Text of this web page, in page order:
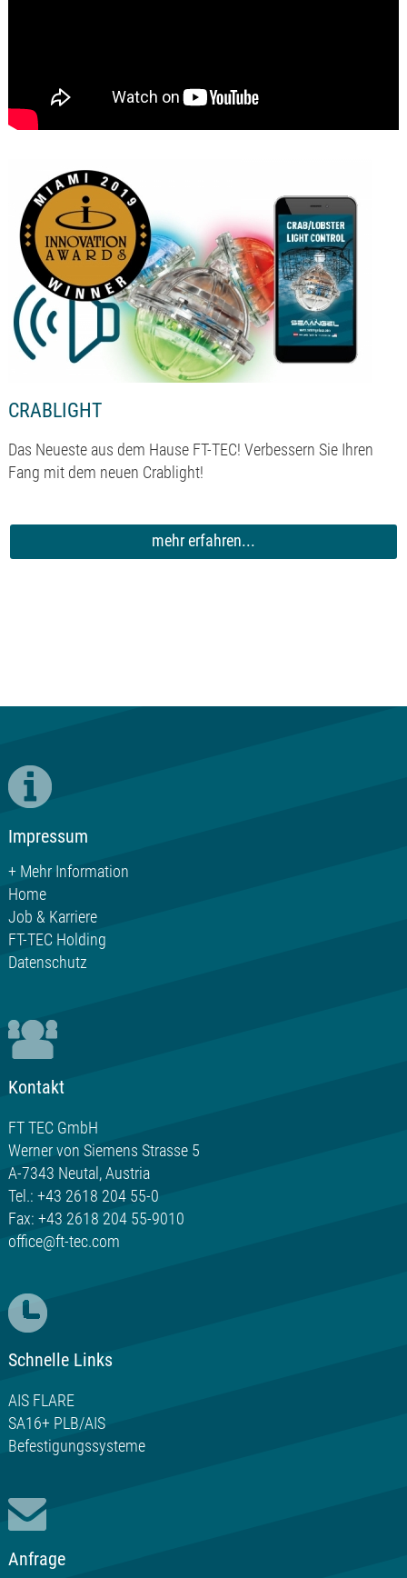
CRABLIGHT
Das Neueste aus dem Hause FT-TEC! Verbessern Sie Ihren
Fang mit dem neuen Crablight!
mehr erfahren...
Impressum
+ Mehr Information
Home
Job & Karriere
FT-TEC Holding
Datenschutz
Kontakt
FT TEC GmbH
Werner von Siemens Strasse 5
A-7343 Neutal, Austria
Tel.: +43 2618 204 55-0
Fax: +43 2618 204 55-9010
office@ft-tec.com
Schnelle Links
AIS FLARE
SA16+ PLB/AIS
Befestigungssysteme
Anfrage